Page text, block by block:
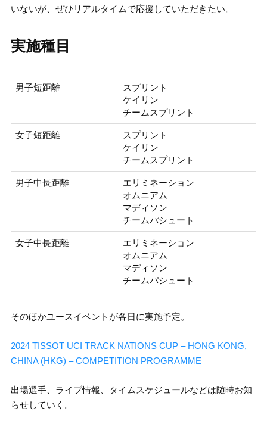
いないが、ぜひリアルタイムで応援していただきたい。
実施種目
男子短距離
スプリント
ケイリン
チームスプリント
女子短距離
スプリント
ケイリン
チームスプリント
男子中長距離
エリミネーション
オムニアム
マディソン
チームパシュート
女子中長距離
エリミネーション
オムニアム
マディソン
チームパシュート
そのほかユースイベントが各日に実施予定。
2024 TISSOT UCI TRACK NATIONS CUP – HONG KONG,
CHINA (HKG) – COMPETITION PROGRAMME
出場選手、ライブ情報、タイムスケジュールなどは随時お知
らせしていく。